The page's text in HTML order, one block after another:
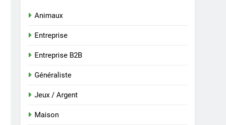
Animaux
Entreprise
Entreprise B2B
Généraliste
Jeux / Argent
Maison